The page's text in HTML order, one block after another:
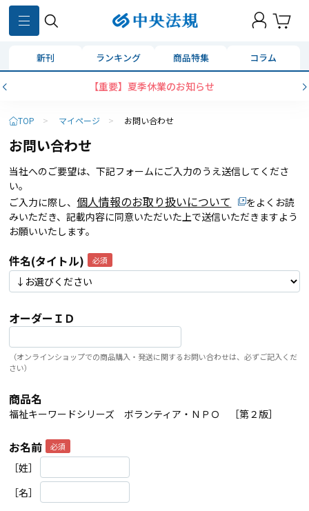
新刊 ランキング 商品特集 コラム
【重要】夏季休業のお知らせ
TOP > マイページ > お問い合わせ
お問い合わせ
当社へのご要望は、下記フォームにご入力のうえ送信してくださ
い。
ご入力に際し、 個人情報のお取り扱いについて
をよくお読
みいただき、記載内容に同意いただいた上で送信いただきますよう
お願いいたします。
件名(タイトル)
オーダーＩＤ
（オンラインショップでの商品購入・発送に関するお問い合わせは、必ずご記入くだ
さい）
商品名
福祉キーワードシリーズ ボランティア・ＮＰＯ ［第２版］
お名前
［姓］
［名］